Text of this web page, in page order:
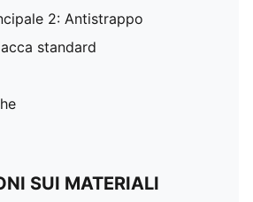
2: Antistrappo
standard
SUI MATERIALI